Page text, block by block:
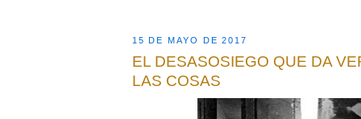
15 DE MAYO DE 2017
EL DESASOSIEGO QUE DA
LAS COSAS